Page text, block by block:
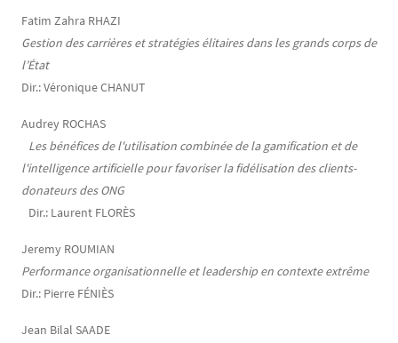
Fatim Zahra RHAZI
Gestion des carrières et stratégies élitaires dans les grands corps de
l’État
Dir.: Véronique CHANUT
Audrey ROCHAS
Les bénéfices de l'utilisation combinée de la gamification et de
l'intelligence artificielle pour favoriser la fidélisation des clients-
donateurs des ONG
Dir.: Laurent FLORÈS
Jeremy ROUMIAN
Performance organisationnelle et leadership en contexte extrême
Dir.: Pierre FÉNIÈS
Jean Bilal SAADE